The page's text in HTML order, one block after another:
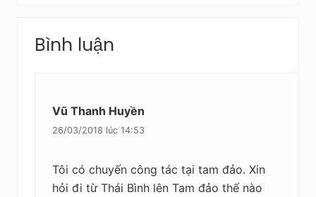
Reader
Interactions
Bình luận
Vũ Thanh Huyền
26/03/2018 lúc 14:53
Tôi có chuyến công tác tại tam đảo. Xin
hỏi đi từ Thái Bình lên Tam đảo thế nào